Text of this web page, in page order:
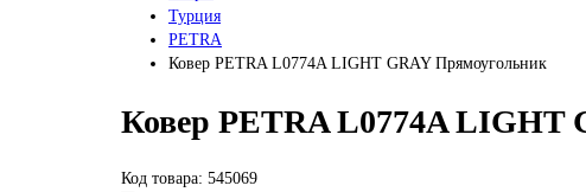
Турция
PETRA
Ковер PETRA L0774A LIGHT GRAY Прямоугольник
Ковер PETRA L0774A LIGHT
Код товара: 545069